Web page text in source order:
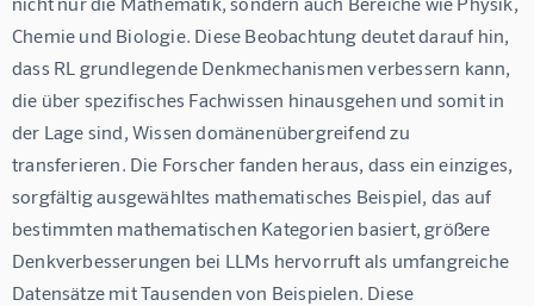
Chemie und Biologie. Diese Beobachtung deutet darauf hin,
dass RL grundlegende Denkmechanismen verbessern kann,
die über spezifisches Fachwissen hinausgehen und somit in
der Lage sind, Wissen domänenübergreifend zu
transferieren. Die Forscher fanden heraus, dass ein einziges,
sorgfältig ausgewähltes mathematisches Beispiel, das auf
bestimmten mathematischen Kategorien basiert, größere
Denkverbesserungen bei LLMs hervorruft als umfangreiche
Datensätze mit Tausenden von Beispielen. Diese